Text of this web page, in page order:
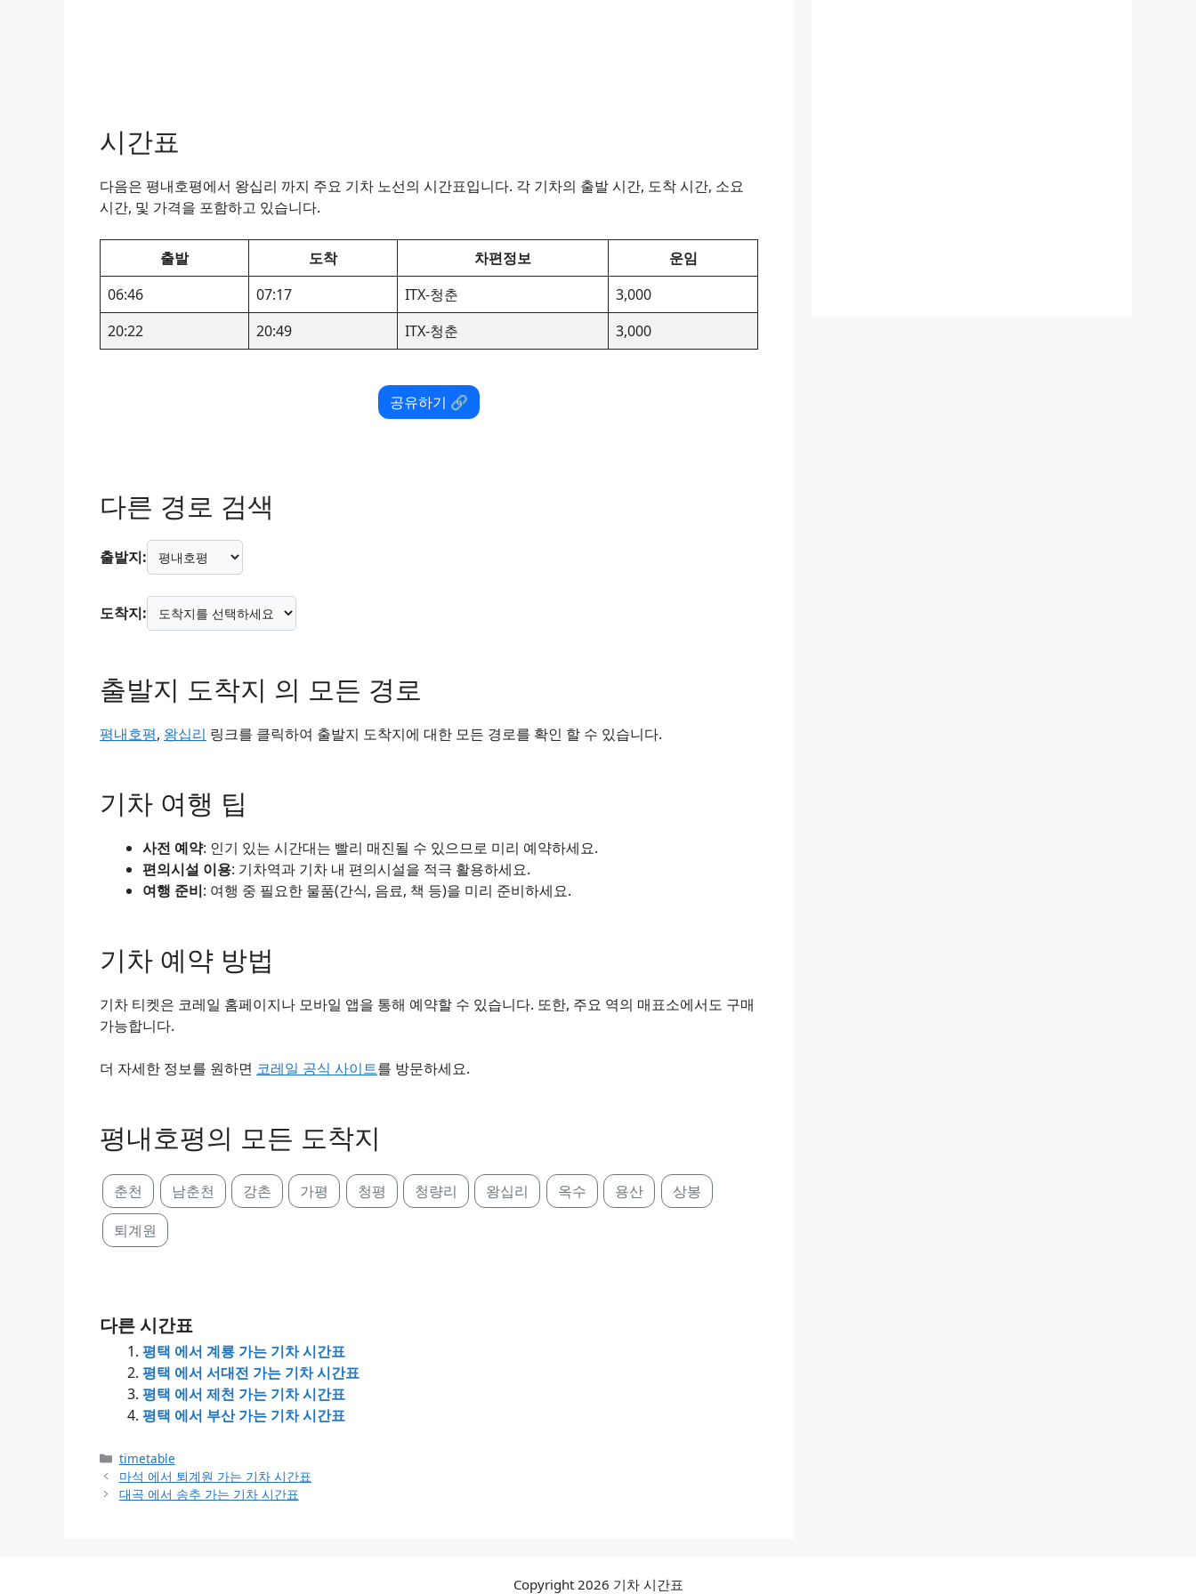
시간표
다음은 평내호평에서 왕십리 까지 주요 기차 노선의 시간표입니다. 각 기차의 출발 시간, 도착 시간, 소요
시간, 및 가격을 포함하고 있습니다.
출발 도착 차편정보
운임
06:46
07:17 ITX-청춘
3,000
20:22
20:49 ITX-청춘 3,000
공유하기 🔗
다른 경로 검색
출발지:
도착지:
출발지 도착지 의 모든 경로
평내호평, 왕십리 링크를 클릭하여 출발지 도착지에 대한 모든 경로를 확인 할 수 있습니다.
기차 여행 팁
사전 예약: 인기 있는 시간대는 빨리 매진될 수 있으므로 미리 예약하세요.
편의시설 이용: 기차역과 기차 내 편의시설을 적극 활용하세요.
여행 준비: 여행 중 필요한 물품(간식, 음료, 책 등)을 미리 준비하세요.
기차 예약 방법
기차 티켓은 코레일 홈페이지나 모바일 앱을 통해 예약할 수 있습니다. 또한, 주요 역의 매표소에서도 구매
가능합니다.
더 자세한 정보를 원하면 코레일 공식 사이트를 방문하세요.
평내호평의 모든 도착지
춘천 남춘천 강촌 가평 청평 청량리 왕십리 옥수 용산 상봉
퇴계원
다른 시간표
평택 에서 계룡 가는 기차 시간표
평택 에서 서대전 가는 기차 시간표
평택 에서 제천 가는 기차 시간표
평택 에서 부산 가는 기차 시간표
Categories
timetable
마석 에서 퇴계원 가는 기차 시간표
대곡 에서 송추 가는 기차 시간표
Copyright 2026 기차 시간표